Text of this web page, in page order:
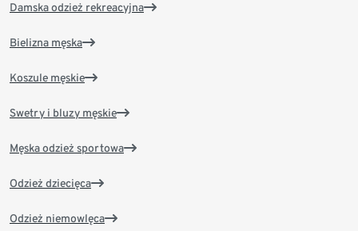
Damska odzież rekreacyjna
Bielizna męska
Koszule męskie
Swetry i bluzy męskie
Męska odzież sportowa
Odzież dziecięca
Odzież niemowlęca